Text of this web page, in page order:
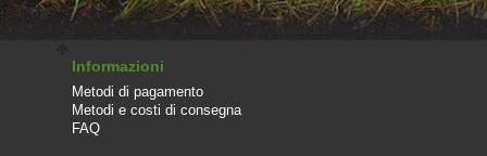
Informazioni
Metodi di pagamento
Metodi e costi di consegna
FAQ